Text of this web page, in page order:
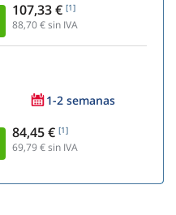
107,33 € [1]
88,70€ sin IVA
1-2 semanas
84,45 € [1]
69,79€ sin IVA